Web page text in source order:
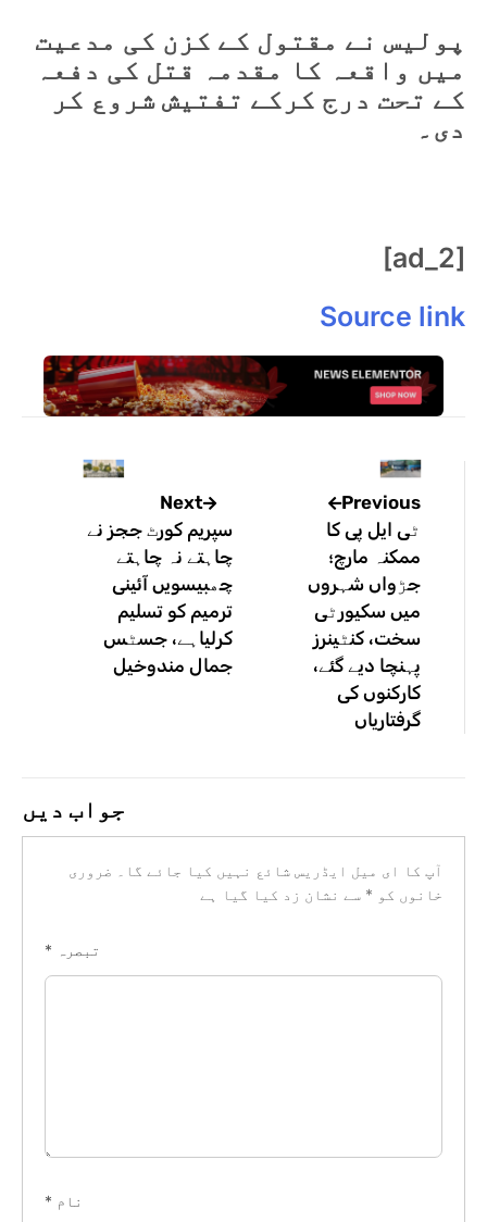
پولیس نے مقتول کے کزن کی مدعیت
میں واقعہ کا مقدمہ قتل کی دفعہ
کے تحت درج کرکے تفتیش شروع کر
دی۔
[ad_2]
Source link
Previous
ٹی ایل پی کا
ممکنہ مارچ؛
جڑواں شہروں
میں سکیورٹی
سخت، کنٹینرز
پہنچا دیے گئے،
کارکنوں کی
گرفتاریاں
Next
سپریم کورٹ ججز نے
چاہتے نہ چاہتے
چھبیسویں آئینی
ترمیم کو تسلیم
کرلیاہے، جسٹس
جمال مندوخیل
جواب دیں
آپ کا ای میل ایڈریس شائع نہیں کیا جائے گا۔
ضروری
خانوں کو * سے نشان زد کیا گیا ہے
تبصرہ *
نام *